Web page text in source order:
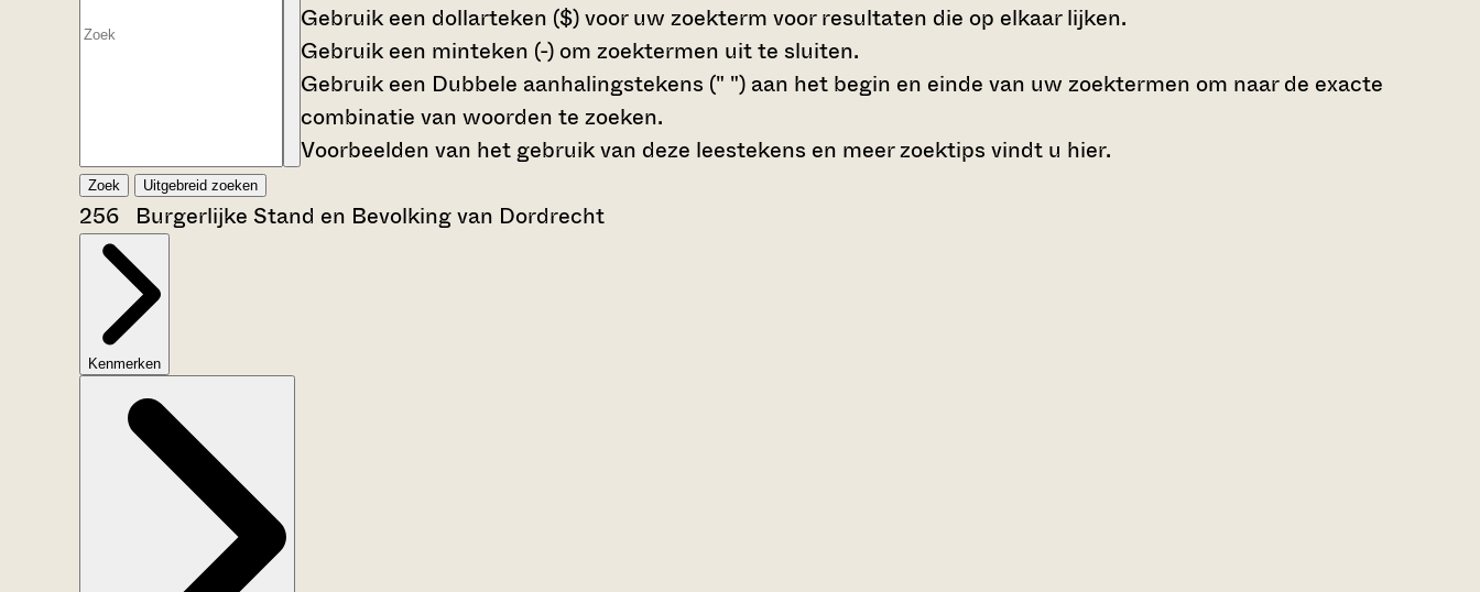
Gebruik een dollarteken ($)voor uw zoekterm voor resultaten die op elkaar lijken.
Gebruik een minteken (-) om zoektermen uit te sluiten.
Gebruik een Dubbele aanhalingstekens (" ") aan het begin en einde van uw zoektermen om naar de exacte
combinatie van woorden te zoeken.
Voorbeelden van het gebruik van deze leestekens en meer zoektips vindt u hier.
Zoek Uitgebreid zoeken
256 Burgerlijke Stand en Bevolking van Dordrecht
Kenmerken